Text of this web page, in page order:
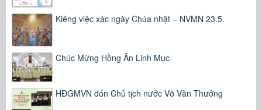
Kiêng việc xác ngày Chúa nhật – NVMN 23.5.
Chúc Mừng Hồng Ân Linh Mục
HĐGMVN đón Chủ tịch nước Võ Văn Thưởng